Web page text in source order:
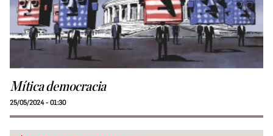
Mítica democracia
25/05/2024 - 01:30